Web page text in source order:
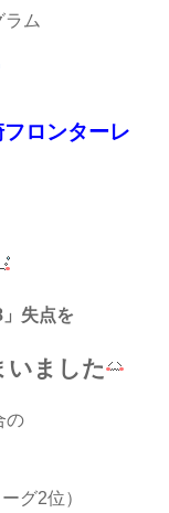
ラム
フロンターレ
失点を
いました
の
グ2位）